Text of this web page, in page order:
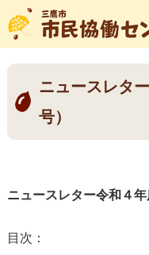
ニュースレタ
号）
ニュースレター令和４
目次：